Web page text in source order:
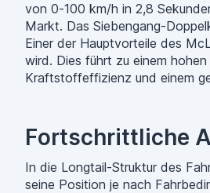
von 0-100 km/h in 2,8
Markt. Das Siebengang-
Einer der Hauptvorteile des
wird. Dies führt zu einem
Kraftstoffeffizienz und einem
Fortschrittliche
In die Longtail-Struktur des
seine Position je nach